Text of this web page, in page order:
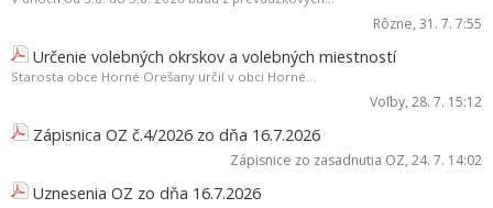
Rôzne, 31. 7. 7:55
Určenie volebných okrskov a volebných miestností
Starosta obce Horné Orešany určil v obci Horné...
Voľby, 28. 7. 15:12
Zápisnica OZ č.4/2026 zo dňa 16.7.2026
Zápisnice zo zasadnutia OZ, 24. 7. 14:02
Uznesenia OZ zo dňa 16.7.2026